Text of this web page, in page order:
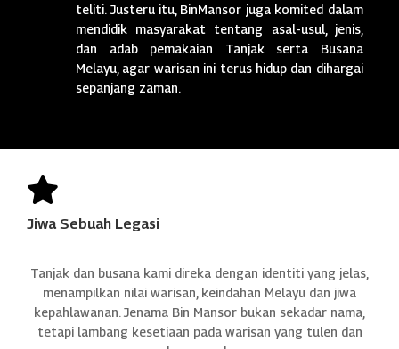
teliti. Justeru itu, BinMansor juga komited dalam
mendidik masyarakat tentang asal-usul, jenis,
dan adab pemakaian Tanjak serta Busana
Melayu, agar warisan ini terus hidup dan dihargai
sepanjang zaman.

Jiwa Sebuah Legasi
Tanjak dan busana kami direka dengan identiti yang jelas,
menampilkan nilai warisan, keindahan Melayu dan jiwa
kepahlawanan. Jenama Bin Mansor bukan sekadar nama,
tetapi lambang kesetiaan pada warisan yang tulen dan